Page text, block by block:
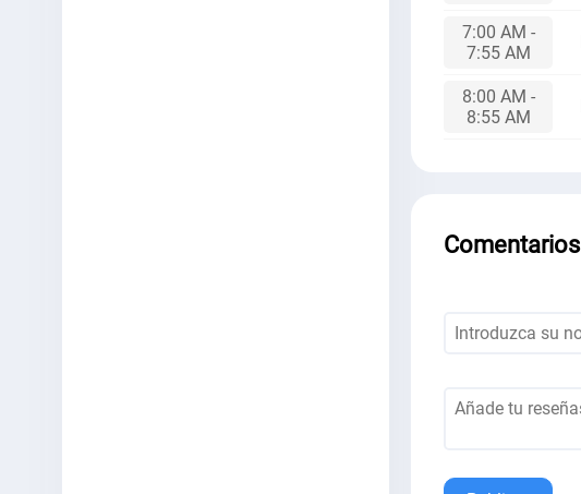
7:00 AM -
7:55 AM
8:00 AM -
8:55 AM
Comentarios